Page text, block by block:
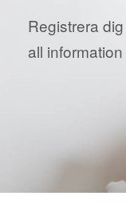
Registrera
all